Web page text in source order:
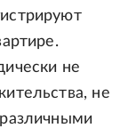
не
не